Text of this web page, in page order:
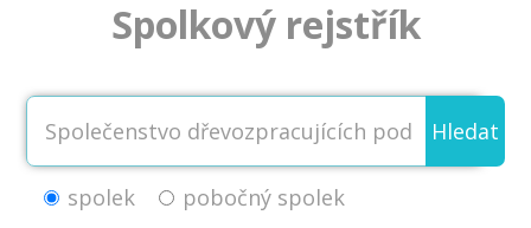
Spolkový rejstřík
Hledat
spolek pobočný spolek